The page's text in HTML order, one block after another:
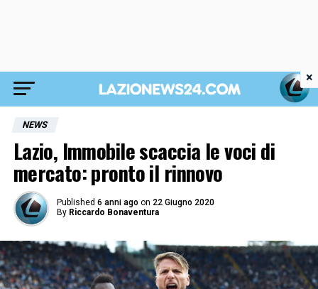
NEWS
Lazio, Immobile scaccia le voci di
mercato: pronto il rinnovo
Published 6 anni ago on 22 Giugno 2020
By Riccardo Bonaventura
×